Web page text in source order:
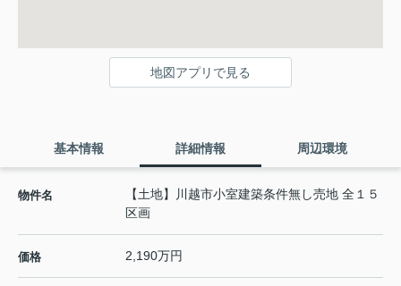
地図アプリで見る
基本情報 詳細情報 周辺環境
物件名
【土地】川越市小室建築条件無し売地 全１５
区画
価格 2,190万円